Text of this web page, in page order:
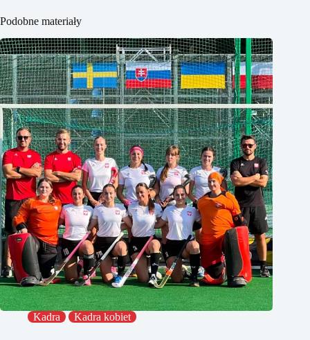
Podobne materiały
Kadra Kadra kobiet